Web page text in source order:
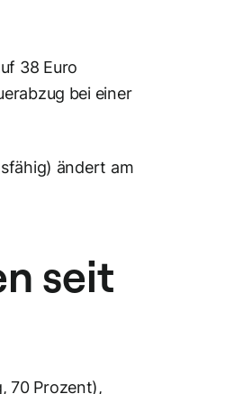
38 Euro
bei einer
ändert am
seit
70 Prozent),